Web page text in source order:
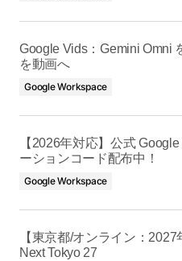
Google Vids：Gemini Omni
を動画へ
Google Workspace
【2026年対応】公式
ーションコード配布中！
Google Workspace
【東京都/オンライン：
Next Tokyo 27